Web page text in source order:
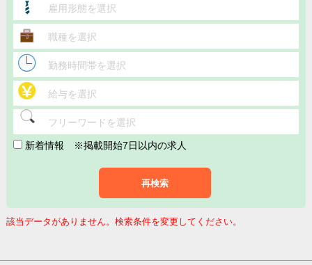
雇用形態を選択
職種を選択
勤務時間帯を選択
給与を選択
フリーワードを選択
新着情報 ※掲載開始7日以内の求人
再検索
該当データがありません。検索条件を変更してください。